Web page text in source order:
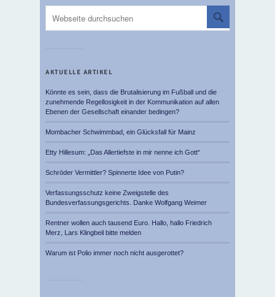
AKTUELLE ARTIKEL
Könnte es sein, dass die Brutalisierung im Fußball und die
zunehmende Regellosigkeit in der Kommunikation auf allen
Ebenen der Gesellschaft einander bedingen?
Mombacher Schwimmbad, ein Glücksfall für Mainz
Etty Hillesum: „Das Allertiefste in mir nenne ich Gott“
Schröder Vermittler? Spinnerte Idee von Putin?
Verfassungsschutz keine Zweigstelle des
Bundesverfassungsgerichts. Danke Wolfgang Weimer
Rentner wollen auch tausend Euro. Hallo, hallo Friedrich
Merz, Lars Klingbeil bitte melden
Warum ist Polio immer noch nicht ausgerottet?